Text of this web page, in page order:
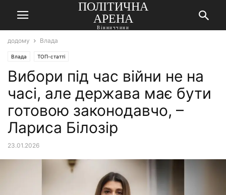
ПОЛІТИЧНА
АРЕНА
Вінниччини
додому Влада
Влада ТОП-статті
Вибори під час війни не на
часі, але держава має бути
готовою законодавчо, –
Лариса Білозір
23.01.2026